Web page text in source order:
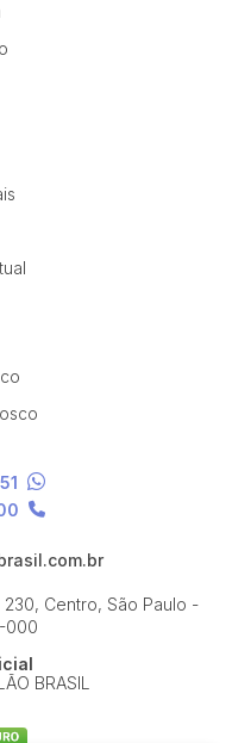
Centro, São Paulo -
000
BRASIL